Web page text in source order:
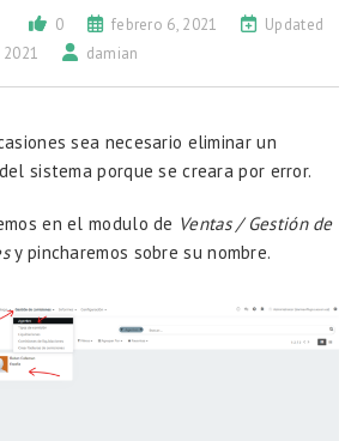
0 febrero 6, 2021
Updated
damian
sea necesario eliminar un
sistema porque se creara por error.
en el modulo de Ventas / Gestión de
y pincharemos sobre su nombre.